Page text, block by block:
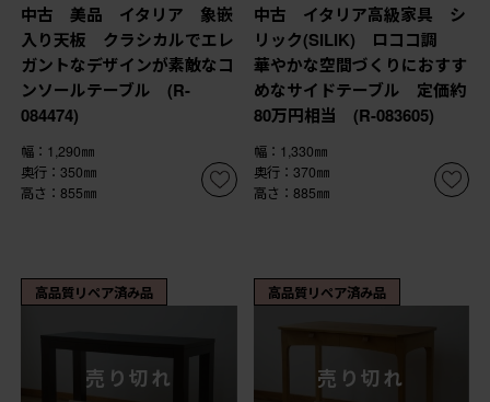
中古 美品 イタリア 象嵌
入り天板 クラシカルでエレ
ガントなデザインが素敵なコ
ンソールテーブル (R-
084474)
幅：1,290㎜
奥行：350㎜
高さ：855㎜
中古 イタリア高級家具 シ
リック(SILIK) ロココ調
華やかな空間づくりにおすす
めなサイドテーブル 定価約
80万円相当 (R-083605)
幅：1,330㎜
奥行：370㎜
高さ：885㎜
高品質リペア済み品
売り切れ
高品質リペア済み品
売り切れ